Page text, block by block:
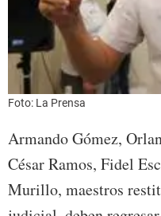
Foto: La Prensa
Armando Gómez,
César Ramos, Fidel
Murillo, maestros